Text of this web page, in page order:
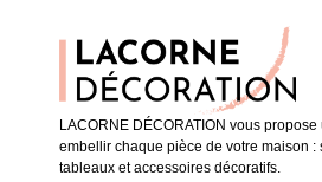
LACORNE DÉCORATION vous
embellir chaque pièce de votre maison
tableaux et accessoires décoratifs.